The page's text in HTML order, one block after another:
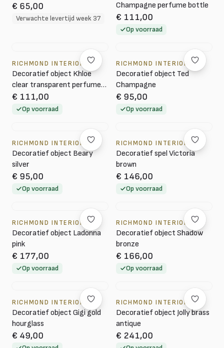
€ 65,00
Verwachte levertijd week 37
Champagne perfume bottle
€ 111,00
Op voorraad
RICHMOND INTERIORS
Decoratief object Khloe
clear transparent perfume
bottle
€ 111,00
Op voorraad
RICHMOND INTERIORS
Decoratief object Ted
Champagne
€ 95,00
Op voorraad
RICHMOND INTERIORS
Decoratief object Beary
silver
€ 95,00
Op voorraad
RICHMOND INTERIORS
Decoratief spel Victoria
brown
€ 146,00
Op voorraad
RICHMOND INTERIORS
Decoratief object Ladonna
pink
€ 177,00
Op voorraad
RICHMOND INTERIORS
Decoratief object Shadow
bronze
€ 166,00
Op voorraad
RICHMOND INTERIORS
Decoratief object Gigi gold
hourglass
€ 49,00
RICHMOND INTERIORS
Decoratief object Jolly brass
antique
€ 241,00